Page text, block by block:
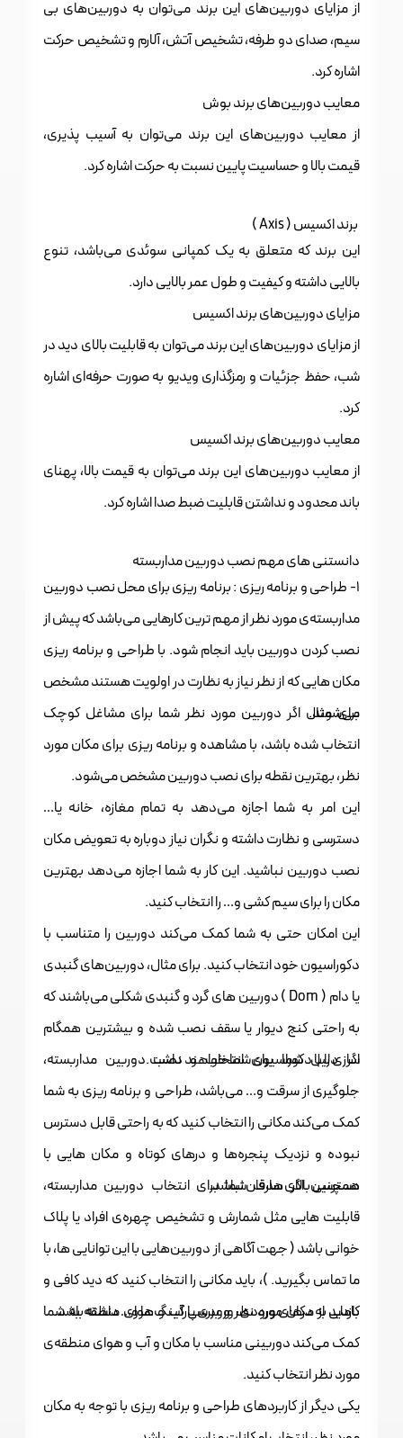
از مزایای دوربین‌های این برند می‌توان به دوربین‌های بی
سیم، صدای دو طرفه، تشخیص آتش، آلارم و تشخیص حرکت
اشاره کرد.
معایب دوربین‌های برند بوش
از معایب دوربین‌های این برند می‌توان به آسیب پذیری،
قیمت بالا و حساسیت پایین نسبت به حرکت اشاره کرد.
برند اکسیس ( Axis )
این برند که متعلق به یک کمپانی سوئدی می‌باشد، تنوع
بالایی داشته و کیفیت و طول عمر بالایی دارد.
مزایای دوربین‌های برند اکسیس
از مزایای دوربین‌های این برند می‌توان به قابلیت بالای دید در
شب، حفظ جزئیات و رمزگذاری ویدیو به صورت حرفه‌ای اشاره
کرد.
معایب دوربین‌های برند اکسیس
از معایب دوربین‌های این برند می‌توان به قیمت بالا، پهنای
باند محدود و نداشتن قابلیت ضبط صدا اشاره کرد.
دانستنی های مهم نصب دوربین مداربسته
1- طراحی و برنامه ریزی : برنامه ریزی برای محل نصب دوربین
مداربسته‌ی مورد نظر از مهم ترین کارهایی‌ می‌باشد که پیش از
نصب کردن دوربین باید انجام شود. با طراحی و برنامه ریزی
مکان هایی که از نظر نیاز به نظارت در اولویت هستند مشخص
می‌شوند.
برای مثال اگر دوربین مورد نظر شما برای مشاغل کوچک
انتخاب شده باشد، با مشاهده و برنامه ریزی برای مکان مورد
نظر، بهترین نقطه برای نصب دوربین مشخص می‌شود.
این امر به شما اجازه می‌دهد به تمام مغازه، خانه یا…
دسترسی و نظارت داشته و نگران نیاز دوباره به تعویض مکان
نصب دوربین نباشید. این کار به شما اجازه می‌دهد بهترین
مکان را برای سیم کشی و… را انتخاب کنید.
این امکان حتی به شما کمک می‌کند دوربین را متناسب با
دکوراسیون خود انتخاب کنید. برای مثال، دوربین‌های گنبدی
یا دام ( Dom ) دوربین های گرد و گنبدی شکلی می‌باشند که
به راحتی کنج دیوار یا سقف نصب شده و بیشترین همگام
سازی را با دکوراسیون شما خواهند داشت.
اگر دلیل شما برای انتخاب و نصب دوربین مداربسته،
جلوگیری از سرقت و… می‌باشد، طراحی و برنامه ریزی به شما
کمک می‌کند مکانی را انتخاب کنید که به راحتی قابل دسترس
نبوده و نزدیک پنجره‌ها و در‌های کوتاه و مکان هایی با
دسترسی بالای سارقان نباشد.
همچنین اگر هدف شما برای انتخاب دوربین مداربسته،
قابلیت هایی مثل شمارش و تشخیص چهره‌ی افراد یا پلاک
خوانی باشد ( جهت آگاهی از دوربین‌هایی با این توانایی ها، با
ما تماس بگیرید. )، باید مکانی را انتخاب کنید که دید کافی و
کاملی به درهای ورودی، ورودی پارکینگ‌‌ها و… داشته باشد.
بازدید از مکان مورد نظر و بررسی آب و هوای منطقه به شما
کمک می‌کند دوربینی مناسب با مکان و آب و هوای منطقه‌ی
مورد نظر انتخاب کنید.
یکی دیگر از کاربرد‌های طراحی و برنامه ریزی با توجه به مکان